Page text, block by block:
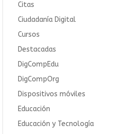
Citas
Ciudadanía Digital
Cursos
Destacadas
DigCompEdu
DigCompOrg
Dispositivos móviles
Educación
Educación y Tecnología